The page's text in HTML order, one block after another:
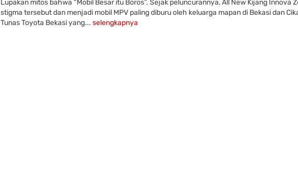
Lupakan mitos bahwa “Mobil Besar itu Boros”. Sejak peluncurannya, All New Kijang Innova
stigma tersebut dan menjadi mobil MPV paling diburu oleh keluarga mapan di Bekasi dan
Tunas Toyota Bekasi yang... selengkapnya